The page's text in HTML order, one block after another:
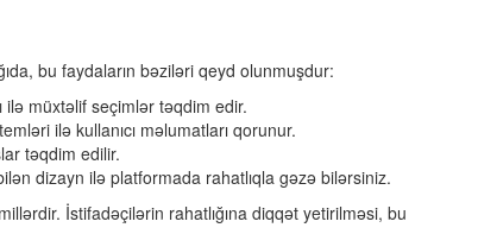
bu faydaların bəziləri qeyd olunmuşdur:
ilə müxtəlif seçimlər təqdim edir.
ilə kullanıcı məlumatları qorunur.
təqdim edilir.
dizayn ilə platformada rahatlıqla gəzə bilərsiniz.
İstifadəçilərin rahatlığına diqqət yetirilməsi, bu